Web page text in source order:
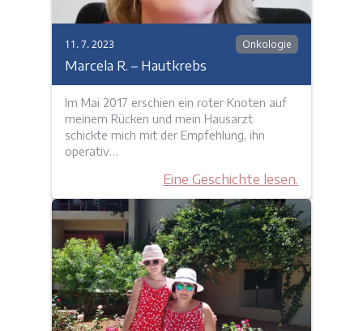
11. 7. 2023 Onkologie
Marcela R. – Hautkrebs
Im Mai 2017 erschien ein roter Knoten auf
meinem Rücken und mein Hausarzt
schickte mich mit der Empfehlung, ihn
operativ…
Eine Geschichte lesen.